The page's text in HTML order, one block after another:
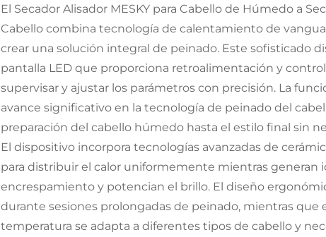
El Secador Alisador MESKY para Cabello de Húmedo a
Cabello combina tecnología de calentamiento de
crear una solución integral de peinado. Este sofisticado
pantalla LED que proporciona retroalimentación y
supervisar y ajustar los parámetros con precisión. La
avance significativo en la tecnología de peinado del
preparación del cabello húmedo hasta el estilo final sin
El dispositivo incorpora tecnologías avanzadas de
para distribuir el calor uniformemente mientras generan
encrespamiento y potencian el brillo. El diseño
durante sesiones prolongadas de peinado, mientras
temperatura se adapta a diferentes tipos de cabello y